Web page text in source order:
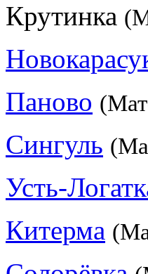
Крутинка
Паново
Сингуль
Усть-
Китерма